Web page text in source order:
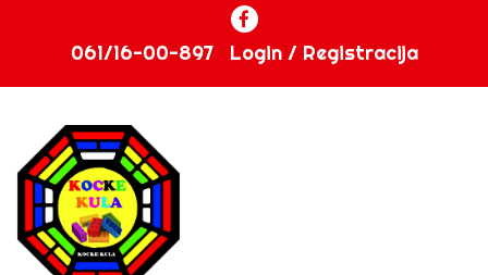
061/16-00-897 Login / Registracija